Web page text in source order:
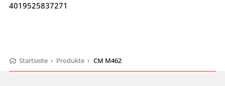
4019525837271
Startseite › Produkte › CM M462